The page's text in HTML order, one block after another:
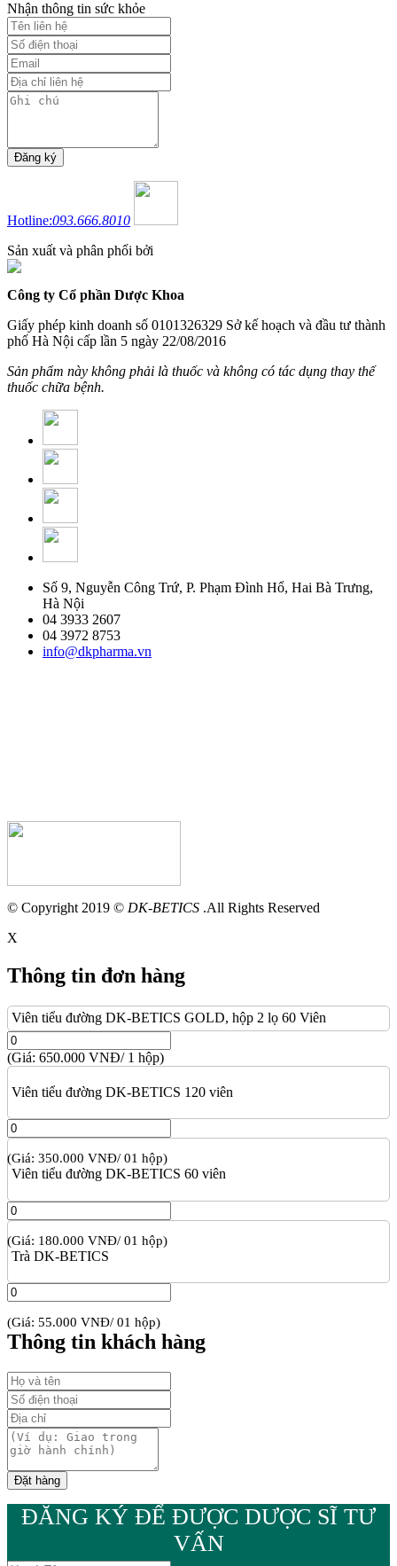
Nhận thông tin sức khỏe
Hotline:093.666.8010
Sản xuất và phân phối bởi
Công ty Cổ phần Dược Khoa
Giấy phép kinh doanh số 0101326329 Sở kế hoạch và đầu tư thành
phố Hà Nội cấp lần 5 ngày 22/08/2016
Sản phẩm này không phải là thuốc và không có tác dụng thay thế
thuốc chữa bệnh.
Số 9, Nguyễn Công Trứ, P. Phạm Đình Hổ, Hai Bà Trưng,
Hà Nội
04 3933 2607
04 3972 8753
info@dkpharma.vn
© Copyright 2019 © DK-BETICS .All Rights Reserved
X
Thông tin đơn hàng
Viên tiểu đường DK-BETICS GOLD, hộp 2 lọ 60 Viên
(Giá: 650.000 VNĐ/ 1 hộp)
Viên tiểu đường DK-BETICS 120 viên
(Giá: 350.000 VNĐ/ 01 hộp)
Viên tiểu đường DK-BETICS 60 viên
(Giá: 180.000 VNĐ/ 01 hộp)
Trà DK-BETICS
(Giá: 55.000 VNĐ/ 01 hộp)
Thông tin khách hàng
ĐĂNG KÝ ĐỂ ĐƯỢC DƯỢC SĨ TƯ
VẤN